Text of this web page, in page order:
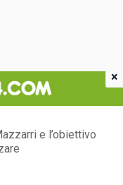
e l’obiettivo
×